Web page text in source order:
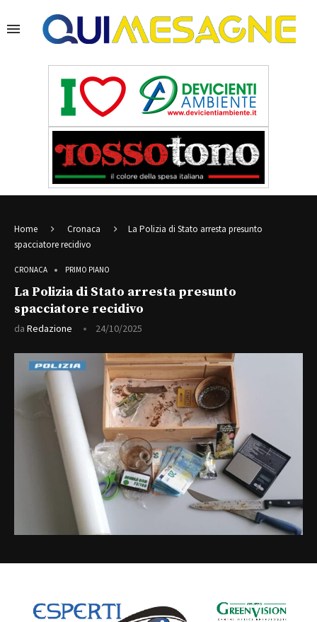
Home Cronaca
La Polizia di Stato arresta presunto
spacciatore recidivo
CRONACA PRIMO PIANO
La Polizia di Stato arresta presunto
spacciatore recidivo
da Redazione 24/10/2025